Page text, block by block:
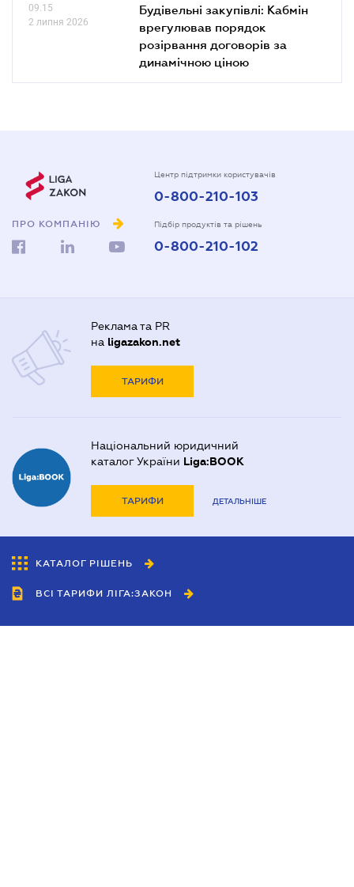
09.15
2 липня 2026
Будівельні закупівлі: Кабмін
врегулював порядок
розірвання договорів за
динамічною ціною
ПРО КОМПАНІЮ
Центр підтримки користувачів
0-800-210-103
Підбір продуктів та рішень
0-800-210-102
Реклама та PR
на ligazakon.net
ТАРИФИ
Національний юридичний
каталог України Liga:BOOK
ТАРИФИ ДЕТАЛЬНІШЕ
КАТАЛОГ РІШЕНЬ
ВСІ ТАРИФИ ЛІГА:ЗАКОН